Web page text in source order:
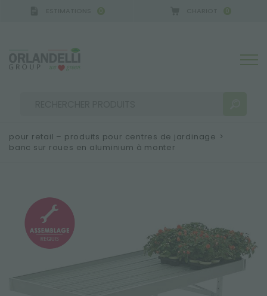
0 0
PLUS DE RÉSULTATS POUR VOUS:
pour retail – produits pour centres de jardinage >
banc sur roues en aluminium à monter